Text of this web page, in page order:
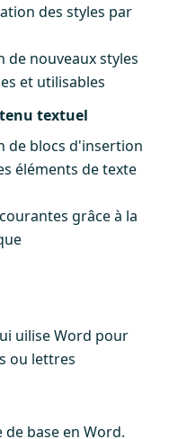
des styles par
de nouveaux styles
et utilisables
textuel
de blocs d'insertion
éléments de texte
grâce à la
uilise Word pour
ou lettres
de base en Word.